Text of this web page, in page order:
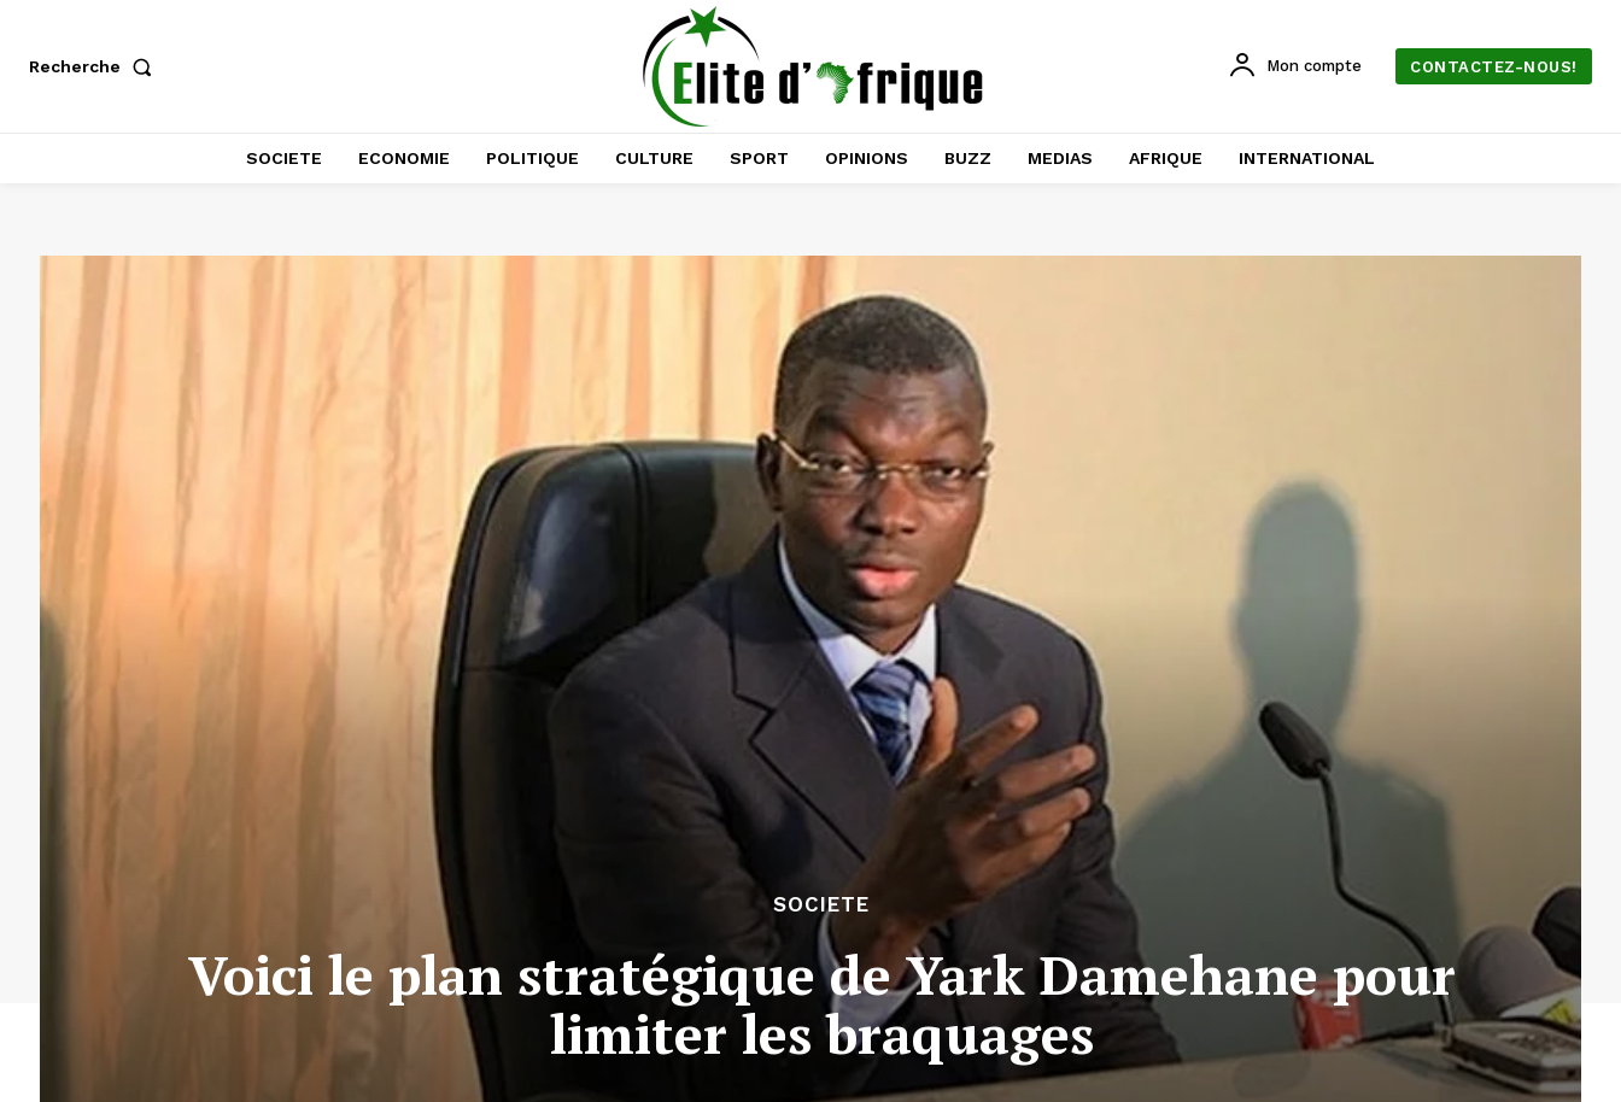
Recherche Mon compte CONTACTEZ-NOUS!
SOCIETE ECONOMIE POLITIQUE CULTURE SPORT OPINIONS BUZZ MEDIAS AFRIQUE INTERNATIONAL
SOCIETE
Voici le plan stratégique de Yark Damehane pour
limiter les braquages